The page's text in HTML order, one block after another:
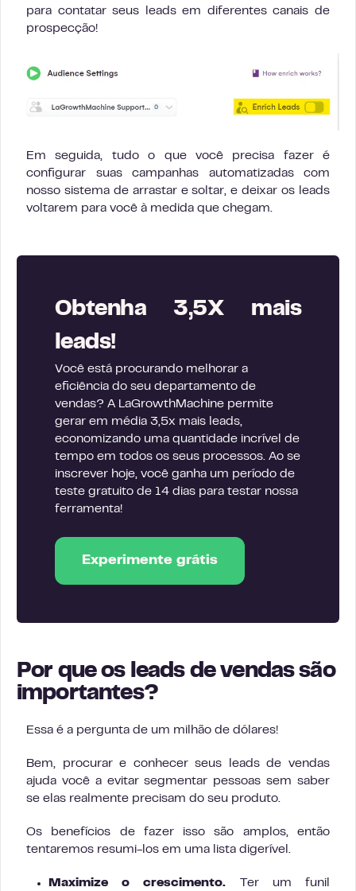
para contatar seus leads em diferentes canais de
prospecção!
Em seguida, tudo o que você precisa fazer é
configurar suas campanhas automatizadas com
nosso sistema de arrastar e soltar, e deixar os leads
voltarem para você à medida que chegam.
Obtenha 3,5X mais
leads!
Você está procurando melhorar a
eficiência do seu departamento de
vendas? A LaGrowthMachine permite
gerar em média 3,5x mais leads,
economizando uma quantidade incrível de
tempo em todos os seus processos. Ao se
inscrever hoje, você ganha um período de
teste gratuito de 14 dias para testar nossa
ferramenta!
Experimente grátis
Por que os leads de vendas são
importantes?
Essa é a pergunta de um milhão de dólares!
Bem, procurar e conhecer seus leads de vendas
ajuda você a evitar segmentar pessoas sem saber
se elas realmente precisam do seu produto.
Os benefícios de fazer isso são amplos, então
tentaremos resumi-los em uma lista digerível.
Maximize o crescimento. Ter um funil